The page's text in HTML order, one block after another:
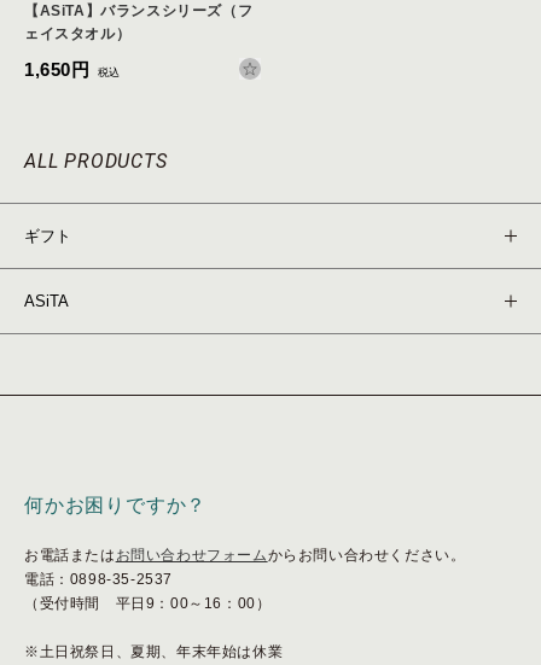
【ASiTA】バランスシリーズ（フ
ェイスタオル）
1,650円 税込
ALL PRODUCTS
ギフト
ASiTA
何かお困りですか？
お電話または お問い合わせフォームからお問い合わせください。
電話：0898-35-2537
（受付時間 平日9：00～16：00）
※土日祝祭日、夏期、年末年始は休業